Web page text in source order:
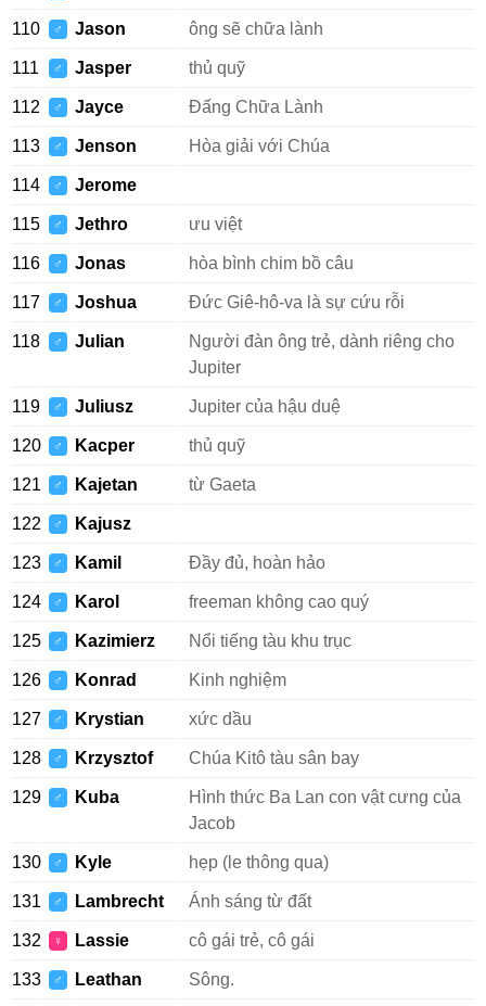
110 ♂ Jason ông sẽ chữa lành
111 ♂ Jasper thủ quỹ
112 ♂ Jayce Đấng Chữa Lành
113 ♂ Jenson Hòa giải với Chúa
114 ♂ Jerome
115 ♂ Jethro ưu việt
116 ♂ Jonas hòa bình chim bồ câu
117 ♂ Joshua Đức Giê-hô-va là sự cứu rỗi
118 ♂ Julian
Người đàn ông trẻ, dành riêng cho
Jupiter
119 ♂ Juliusz Jupiter của hậu duệ
120 ♂ Kacper thủ quỹ
121 ♂ Kajetan từ Gaeta
122 ♂ Kajusz
123 ♂ Kamil Đầy đủ, hoàn hảo
124 ♂ Karol freeman không cao quý
125 ♂ Kazimierz Nổi tiếng tàu khu trục
126 ♂ Konrad Kinh nghiệm
127 ♂ Krystian xức dầu
128 ♂ Krzysztof Chúa Kitô tàu sân bay
129 ♂ Kuba
Hình thức Ba Lan con vật cưng của
Jacob
130 ♂ Kyle hẹp (le thông qua)
131 ♂ Lambrecht Ánh sáng từ đất
132 ♀ Lassie cô gái trẻ, cô gái
133 ♂ Leathan Sông.